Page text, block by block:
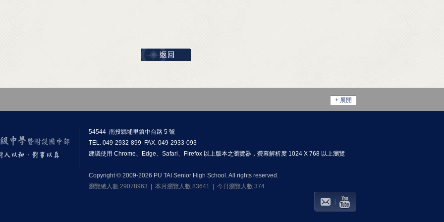
+ 展開
54544 南投縣埔里鎮中台路 5 號
TEL. 049-2932-899 FAX. 049-2933-093
建議使用 Chrome、Edge、Safari、Firefox 以上版本之瀏覽器，螢幕解析度 1024 X 768 以上瀏覽
Copyright © 2009-2026 PU TAI Senior High School. All rights reserved.
瀏覽總人數 29078963 | 本月瀏覽人數 83641 | 今日瀏覽人數 374